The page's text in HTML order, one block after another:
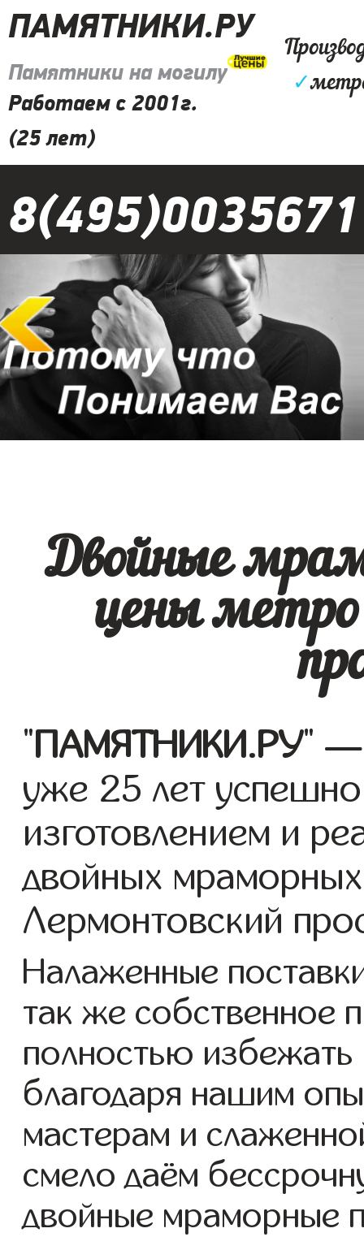
ПАМЯТНИКИ.РУ
Памятники на могилу
Работаем с 2001г.
(25 лет)
✓
8(495)0035671
Двойные
цены
"ПАМЯТНИКИ.РУ" —
уже 25 лет
изготовлением и
двойных
Лермонтовский
Налаженные
так же собственное
полностью
благодаря нашим
мастерам и
смело даём
двойные мраморные